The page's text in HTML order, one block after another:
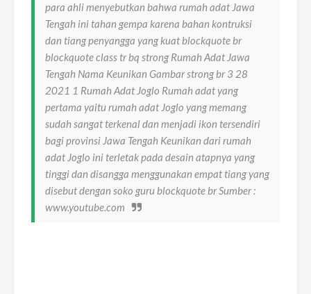
para ahli menyebutkan bahwa rumah adat Jawa
Tengah ini tahan gempa karena bahan kontruksi
dan tiang penyangga yang kuat blockquote br
blockquote class tr bq strong Rumah Adat Jawa
Tengah Nama Keunikan Gambar strong br 3 28
2021 1 Rumah Adat Joglo Rumah adat yang
pertama yaitu rumah adat Joglo yang memang
sudah sangat terkenal dan menjadi ikon tersendiri
bagi provinsi Jawa Tengah Keunikan dari rumah
adat Joglo ini terletak pada desain atapnya yang
tinggi dan disangga menggunakan empat tiang yang
disebut dengan soko guru blockquote br Sumber :
www.youtube.com